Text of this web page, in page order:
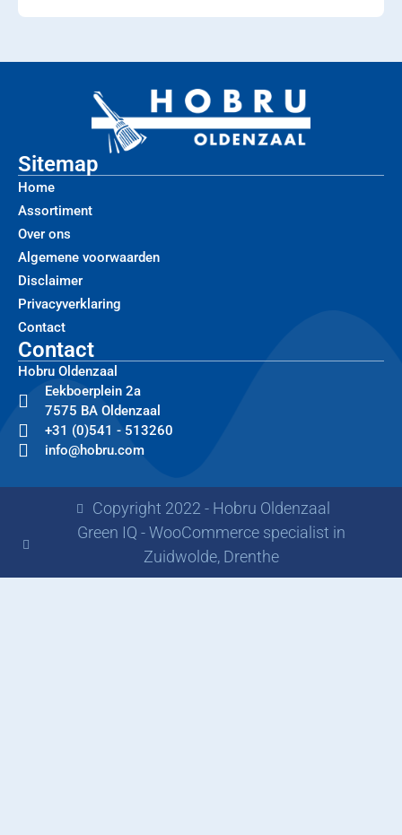
Sitemap
Home
Assortiment
Over ons
Algemene voorwaarden
Disclaimer
Privacyverklaring
Contact
Contact
Hobru Oldenzaal
Eekboerplein 2a
7575 BA Oldenzaal
+31 (0)541 - 513260
info@hobru.com
Copyright 2022 - Hobru Oldenzaal
Green IQ - WooCommerce specialist in
Zuidwolde, Drenthe